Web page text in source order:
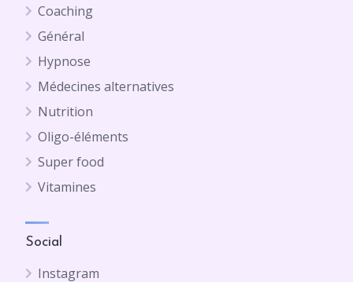
Coaching
Général
Hypnose
Médecines alternatives
Nutrition
Oligo-éléments
Super food
Vitamines
Social
Instagram